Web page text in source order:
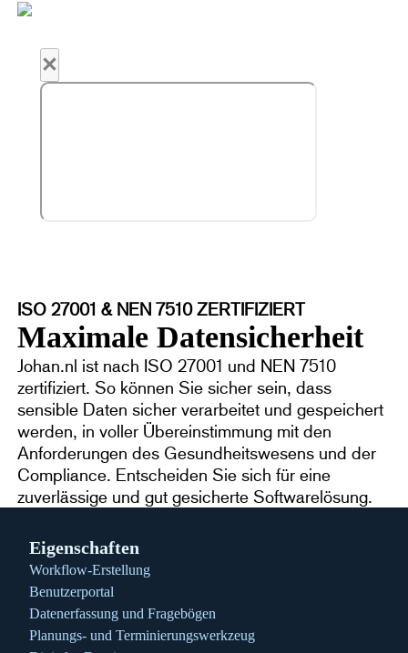
×
ISO 27001 & NEN 7510 ZERTIFIZIERT
Maximale Datensicherheit
Johan.nl ist nach ISO 27001 und NEN 7510
zertifiziert. So können Sie sicher sein, dass
sensible Daten sicher verarbeitet und gespeichert
werden, in voller Übereinstimmung mit den
Anforderungen des Gesundheitswesens und der
Compliance. Entscheiden Sie sich für eine
zuverlässige und gut gesicherte Softwarelösung.
Eigenschaften
Workflow-Erstellung
Benutzerportal
Datenerfassung und Fragebögen
Planungs- und Terminierungswerkzeug